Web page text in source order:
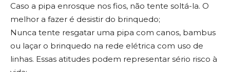
Caso a pipa enrosque nos fios, não tente soltá-la. O
melhor a fazer é desistir do brinquedo;
Nunca tente resgatar uma pipa com canos, bambus
ou laçar o brinquedo na rede elétrica com uso de
linhas. Essas atitudes podem representar sério risco à